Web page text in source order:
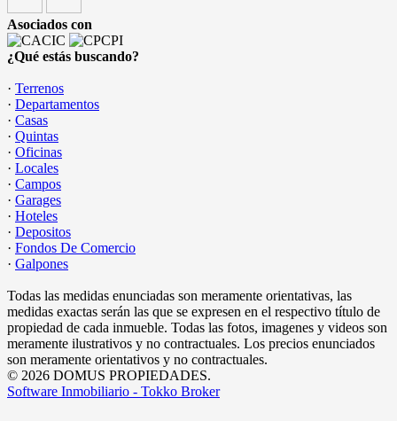
Asociados con
¿Qué estás buscando?
· Terrenos
· Departamentos
· Casas
· Quintas
· Oficinas
· Locales
· Campos
· Garages
· Hoteles
· Depositos
· Fondos De Comercio
· Galpones
Todas las medidas enunciadas son meramente orientativas, las
medidas exactas serán las que se expresen en el respectivo título de
propiedad de cada inmueble. Todas las fotos, imagenes y videos son
meramente ilustrativos y no contractuales. Los precios enunciados
son meramente orientativos y no contractuales.
© 2026 DOMUS PROPIEDADES.
Software Inmobiliario - Tokko Broker